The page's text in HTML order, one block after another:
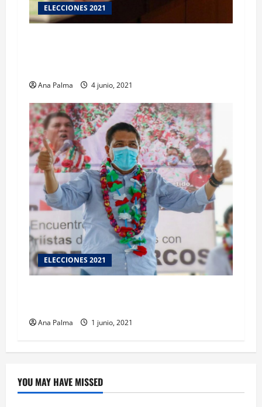
ELECCIONES 2021
Ana Palma 4 junio, 2021
ELECCIONES 2021
Ana Palma 1 junio, 2021
YOU MAY HAVE MISSED
Crítica de Cine